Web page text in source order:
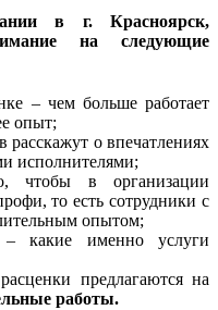
в г. Красноярск,
на следующие
– чем больше работает
опыт;
расскажут о впечатлениях
исполнителями;
чтобы в организации
то есть сотрудники с
опытом;
– какие именно услуги
предлагаются на
работы.